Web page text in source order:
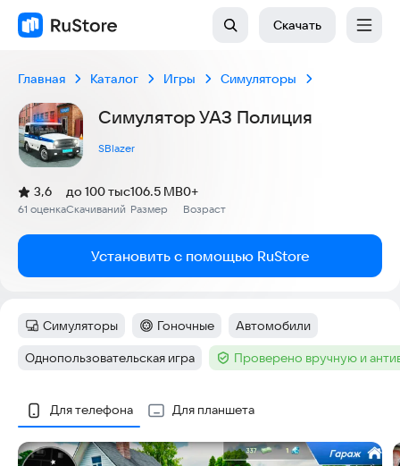
Скачать
Главная Каталог Игры Симуляторы
Симулятор УАЗ Полиция
SBlazer
Рейтинг:
3,6
(
61 оценка
)
Скачиваний
до 100 тыс
Размер
106.5 MB
Возраст
0+
Установить с помощью RuStore
Категория:
Симуляторы Категория:
Гоночные Тег:
Автомобили
Тег:
Однопользовательская игра Тег :Проверено вручную и
Скриншоты
Для телефона Для планшета